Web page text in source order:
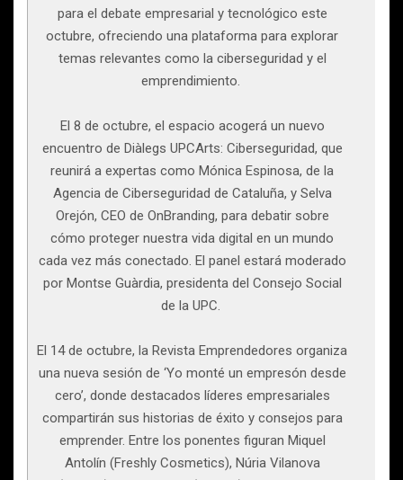
para el debate empresarial y tecnológico este
octubre, ofreciendo una plataforma para explorar
temas relevantes como la ciberseguridad y el
emprendimiento.
El 8 de octubre, el espacio acogerá un nuevo
encuentro de Diàlegs UPCArts: Ciberseguridad, que
reunirá a expertas como Mónica Espinosa, de la
Agencia de Ciberseguridad de Cataluña, y Selva
Orejón, CEO de OnBranding, para debatir sobre
cómo proteger nuestra vida digital en un mundo
cada vez más conectado. El panel estará moderado
por Montse Guàrdia, presidenta del Consejo Social
de la UPC.
El 14 de octubre, la Revista Emprendedores organiza
una nueva sesión de ‘Yo monté un empresón desde
cero’, donde destacados líderes empresariales
compartirán sus historias de éxito y consejos para
emprender. Entre los ponentes figuran Miquel
Antolín (Freshly Cosmetics), Núria Vilanova